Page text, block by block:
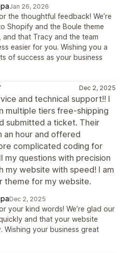
Jan 26, 2026
the thoughtful feedback! We’re
Shopify and the Boule theme
that Tracy and the team
easier for you. Wishing you a
of success as your business
Dec 2, 2025
and technical support!! I
multiple tiers free-shipping
submitted a ticket. Their
an hour and offered
complicated coding for
my questions with precision
my website with speed! I am
theme for my website.
Dec 2, 2025
your kind words! We’re glad our
and that your website
Wishing your business great